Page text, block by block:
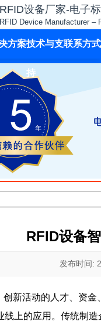
RFID设备厂家-电子
RFID Device Manufacturer –
方案技术与支
持
联系方式
RFID设备
发布时间:
新活动的人才、资
线上的应用。传统制